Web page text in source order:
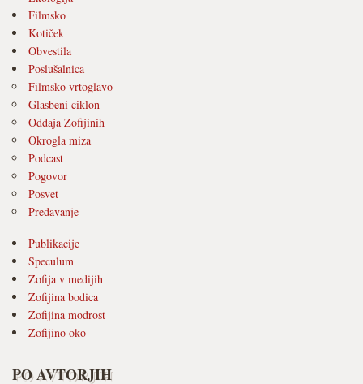
Filmsko
Kotiček
Obvestila
Poslušalnica
Filmsko vrtoglavo
Glasbeni ciklon
Oddaja Zofijinih
Okrogla miza
Podcast
Pogovor
Posvet
Predavanje
Publikacije
Speculum
Zofija v medijih
Zofijina bodica
Zofijina modrost
Zofijino oko
PO AVTORJIH